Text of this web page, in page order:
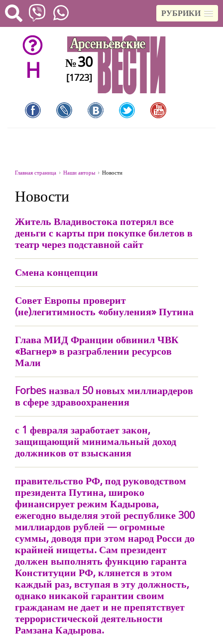
РУБРИКИ
H №30
[1723]
Главная страница Наши авторы Новости
Новости
Житель Владивостока потерял все
деньги с карты при покупке билетов в
театр через подставной сайт
Смена концепции
Совет Европы проверит
(не)легитимность «обнуления» Путина
Глава МИД Франции обвинил ЧВК
«Вагнер» в разграблении ресурсов
Мали
Forbes назвал 50 новых миллиардеров
в сфере здравоохранения
с 1 февраля заработает закон,
защищающий минимальный доход
должников от взыскания
правительство РФ, под руководством
президента Путина, широко
финансирует режим Кадырова,
ежегодно выделяя этой республике 300
миллиардов рублей — огромные
суммы, доводя при этом народ Росси до
крайней нищеты. Сам президент
должен выполнять функцию гаранта
Конституции РФ, клянется в этом
каждый раз, вступая в эту должность,
однако никакой гарантии своим
гражданам не дает и не препятствует
террористической деятельности
Рамзана Кадырова.